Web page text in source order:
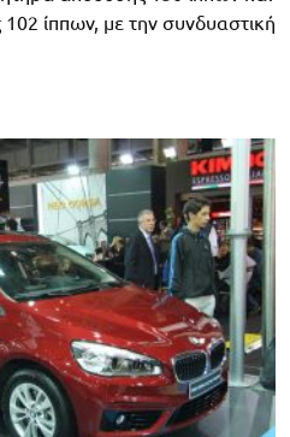
ίππων, με την συνδυαστική